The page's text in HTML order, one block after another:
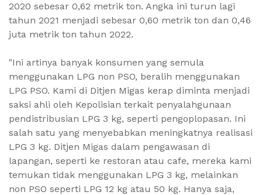
2020 sebesar 0,62 metrik ton. Angka ini turun lagi
tahun 2021 menjadi sebesar 0,60 metrik ton dan 0,46
juta metrik ton tahun 2022.
"Ini artinya banyak konsumen yang semula
menggunakan LPG non PSO, beralih menggunakan
LPG PSO. Kami di Ditjen Migas kerap diminta menjadi
saksi ahli oleh Kepolisian terkait penyalahgunaan
pendistribusian LPG 3 kg, seperti pengoplopasan. Ini
salah satu yang menyebabkan meningkatnya realisasi
LPG 3 kg. Ditjen Migas dalam pengawasan di
lapangan, seperti ke restoran atau cafe, mereka kami
temukan tidak menggunakan LPG 3 kg, melainkan
non PSO seperti LPG 12 kg atau 50 kg. Hanya saja,